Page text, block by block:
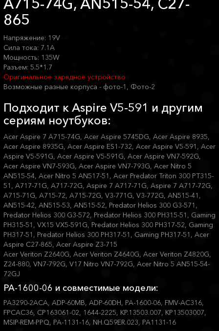
A715-74G, AN515-54, C27-
865
Напряжение: 19V
Сила тока: 7.1A
Мощность: 135W
Разъем: 5.5*1.7
Оригинальное зарядное устройство
Возможные разные корпуса - фото-1, Фото-2
Подходит к Aspire V5-591 и другим
сериям ноутбуков:
Acer Aspire 7 A715-74G, Acer Aspire 5745DG, Acer Aspire 8935,
Acer Aspire 8935G, Acer Aspire ES1-732, Acer Aspire V5-591, Acer
Aspire V5-591G, Acer Aspire V5-591G, Acer Aspire VN7-592G,
Acer Aspire VN7-593G, Acer Aspire VN7-793G, Acer Nitro 5
AN515-54, Acer Nitro 5 AN517-51, Acer Predator Triton 300 PT315-
51, A717-71G, A717-72G, Aspire 7 A717-71G, Aspire 7 A717-72G,
A715-71G, A715-72, A715-72G, V3-771G, V3-772G, AN515-41,
AN515-42, AN515-53, AN515-52, Predator Helios 300 G3-571,
Predator Helios 300 G3-572, Predator Helios 300 PH315-51, Gaming
PH315-51, VX15 VX5-591G, Predator Helios 300 PH317-52, Gaming
PH317-51, Predator Helios 300 PH317-51, Gaming PH317-51, Acer
Aspire C27-865, Acer Aspire Z3-715
Acer Veriton Z2640G, Acer Veriton Z4640G, Acer Veriton Z4820G,
Z24-880, VN7-792G, V17 Nitro VN7-792G, Acer Nitro 5 AN515-54-
72GJ
PA-1600-06 и совместимые модели:
PA3290-2ACA, ADP-60MB, ADP-60DH, PA-1600-06, FMV-AC316,
FPCAC36, CP163061-02, 1644-2225, KP.13503.007, KP13503007,
MSIP-REM-PPQ, PA-1131-16, NH.Q59ER.023, PA1131-16